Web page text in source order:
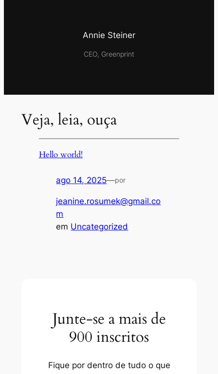
Annie Steiner
CEO, Greenprint
Veja, leia, ouça
Hello world!
ago 14, 2025—por
jeanine.rosumek@gmail.co
m
em Uncategorized
Junte-se a mais de
900 inscritos
Fique por dentro de tudo o que